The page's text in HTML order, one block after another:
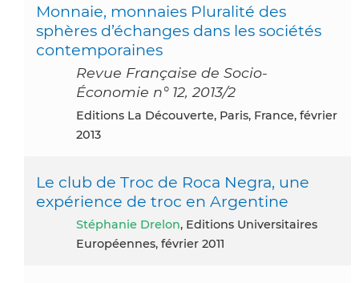
Monnaie, monnaies Pluralité des
sphères d’échanges dans les sociétés
contemporaines
Revue Française de Socio-
Économie n° 12, 2013/2
Editions La Découverte, Paris, France, février
2013
Le club de Troc de Roca Negra, une
expérience de troc en Argentine
Stéphanie Drelon, Editions Universitaires
Européennes, février 2011